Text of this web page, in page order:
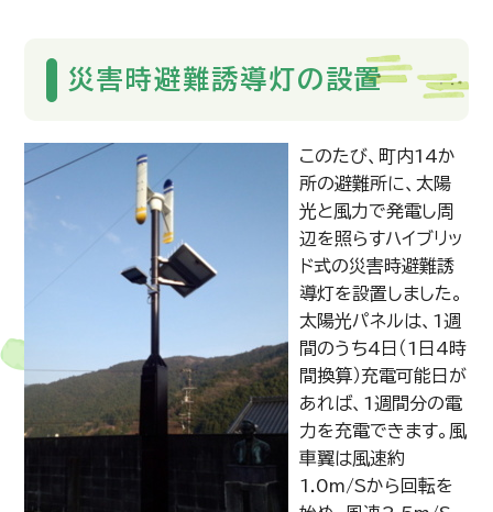
災害時避難誘導灯の設置
このたび、町内14か
所の避難所に、太陽
光と風力で発電し周
辺を照らすハイブリッ
ド式の災害時避難誘
導灯を設置しました。
太陽光パネルは、1週
間のうち4日（1日4時
間換算）充電可能日が
あれば、1週間分の電
力を充電できます。風
車翼は風速約
1.0m/Sから回転を